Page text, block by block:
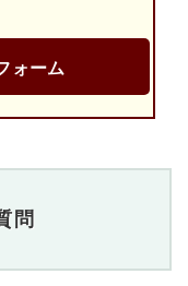
ォーム
問